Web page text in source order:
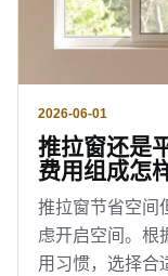
2026-06-01
推拉窗还是
费用组成怎
推拉窗节省空间
虑开启空间。根
用习惯，选择合